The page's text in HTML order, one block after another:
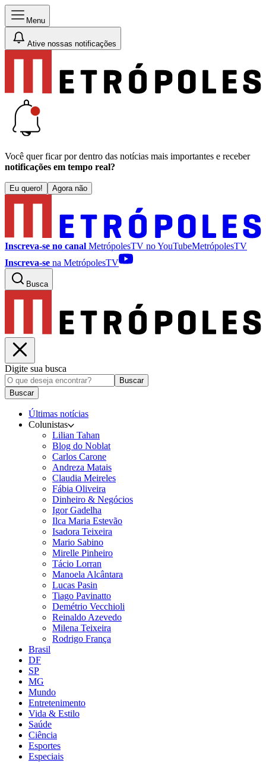
Menu
Ative nossas notificações
Você quer ficar por dentro das notícias mais importantes e receber
notificações em tempo real?
Eu quero! Agora não
Inscreva-se no canal MetrópolesTV noYouTubeMetrópolesTV
Inscreva-se na MetrópolesTV
Busca
Digite sua busca
Buscar
Buscar
Últimas notícias
Colunistas
Lilian Tahan
Blog do Noblat
Carlos Carone
Andreza Matais
Claudia Meireles
Fábia Oliveira
Dinheiro & Negócios
Igor Gadelha
Ilca Maria Estevão
Isadora Teixeira
Mario Sabino
Mirelle Pinheiro
Tácio Lorran
Manoela Alcântara
Lucas Pasin
Tiago Pavinatto
Demétrio Vecchioli
Reinaldo Azevedo
Milena Teixeira
Rodrigo França
Brasil
DF
SP
MG
Mundo
Entretenimento
Vida & Estilo
Saúde
Ciência
Esportes
Especiais